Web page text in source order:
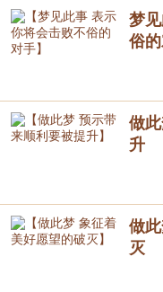
梦
俗
做
升
做
灭